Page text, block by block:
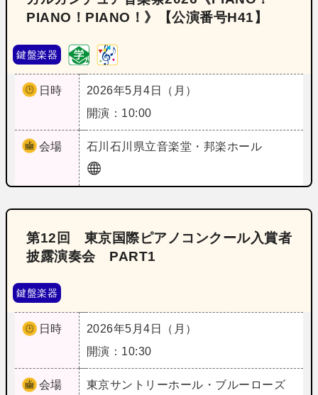
PIANO！PIANO！》【公演番号H41】
鍵盤楽器
日時
2026年5月4日（月）
開演：10:00
会場 石川 石川県立音楽堂・邦楽ホール
第12回 東京国際ピアノコンクール入賞者
披露演奏会 PART1
鍵盤楽器
日時
2026年5月4日（月）
開演：10:30
会場 東京サントリーホール・ブルーローズ